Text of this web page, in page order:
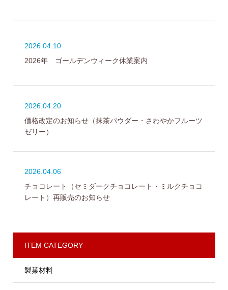
2026.04.10
2026年 ゴールデンウィーク休業案内
2026.04.20
価格改定のお知らせ（抹茶パウダー・さわやかフルーツ
ゼリー）
2026.04.06
チョコレート（セミダークチョコレート・ミルクチョコ
レート）再販売のお知らせ
ITEM CATEGORY
製菓材料